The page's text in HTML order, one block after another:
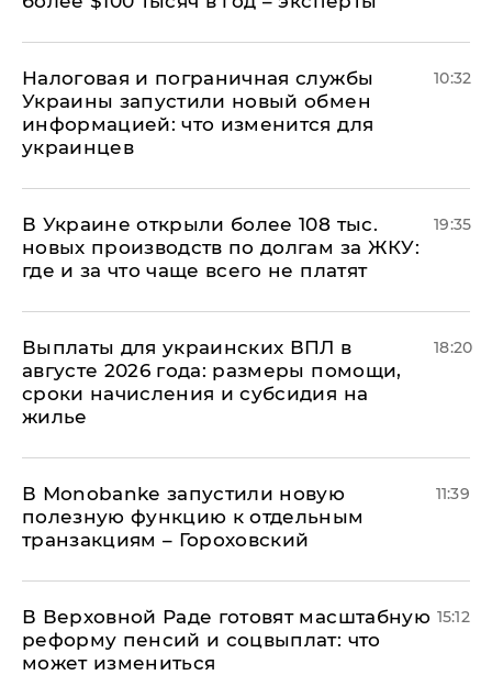
Налоговая и пограничная службы
Украины запустили новый обмен
информацией: что изменится для
украинцев
10:32
В Украине открыли более 108 тыс.
новых производств по долгам за ЖКУ:
где и за что чаще всего не платят
19:35
Выплаты для украинских ВПЛ в
августе 2026 года: размеры помощи,
сроки начисления и субсидия на
жилье
18:20
В Мonobankе запустили новую
полезную функцию к отдельным
транзакциям – Гороховский
11:39
В Верховной Раде готовят масштабную
реформу пенсий и соцвыплат: что
может измениться
15:12